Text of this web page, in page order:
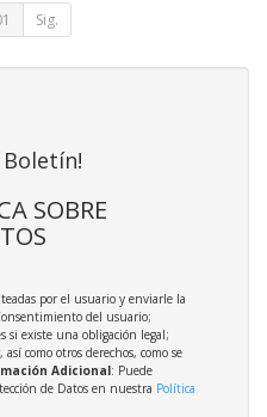
Sig.
SOBRE
por el usuario y enviarle la
del usuario;
si existe una obligación legal;
como otros derechos, como se
Adicional: Puede
de Datos en nuestra Política